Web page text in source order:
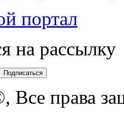
портал
на рассылку
Все права